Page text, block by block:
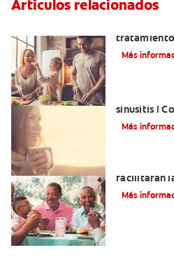
Artículos relacionados
tratamiento
Más
sinusitis |
Más
facilitarán
Más